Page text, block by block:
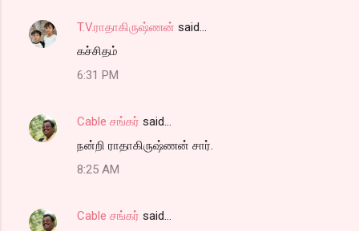
T.V.ராதாகிருஷ்ணன் said…
கச்சிதம்
6:31 PM
Cable சங்கர் said…
நன்றி ராதாகிருஷ்ணன் சார்.
8:25 AM
Cable சங்கர் said…